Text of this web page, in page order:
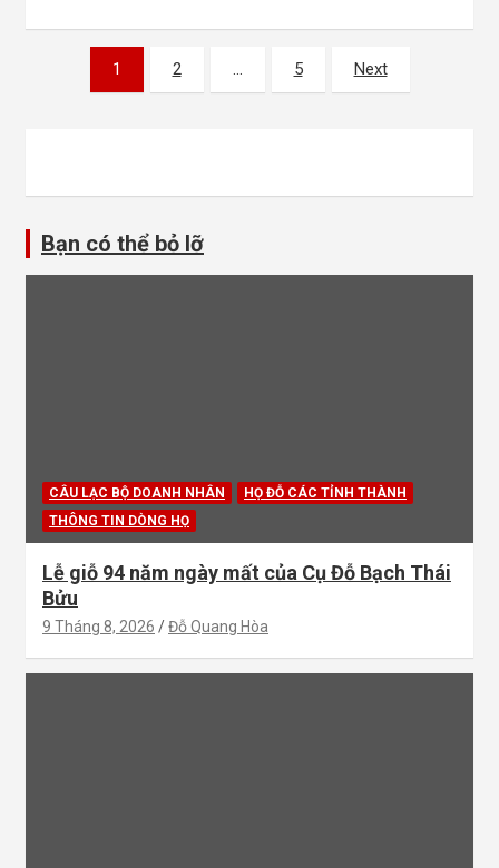
trang
1 2 … 5 Next
Bạn có thể bỏ lỡ
CÂU LẠC BỘ DOANH NHÂN
HỌ ĐỖ CÁC TỈNH THÀNH
THÔNG TIN DÒNG HỌ
Lễ giỗ 94 năm ngày mất của Cụ Đỗ Bạch Thái
Bửu
9 Tháng 8, 2026 Đỗ Quang Hòa